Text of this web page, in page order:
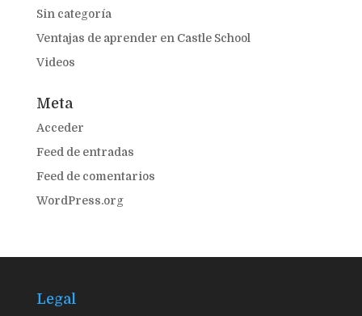
Sin categoría
Ventajas de aprender en Castle School
Videos
Meta
Acceder
Feed de entradas
Feed de comentarios
WordPress.org
Legal